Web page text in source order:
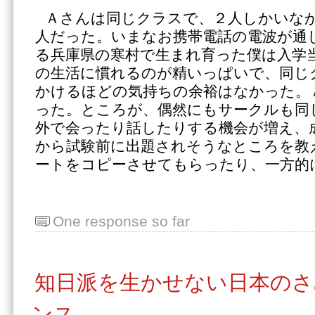
Ａさんは同じクラスで、２人しかいな
人だった。いまなお携帯電話の電波が通
る兵庫県の寒村で生まれ育った僕は入学
の生活に慣れるのが精いっぱいで、同
かけるほどの気持ちの余裕はなかった
った。ところが、偶然にもサークルも
外で会ったり話したりする機会が増え、
から試験前に出題されそうなところを
ートをコピーさせてもらったり、一方
One response so far
知日派を生かせない日本の